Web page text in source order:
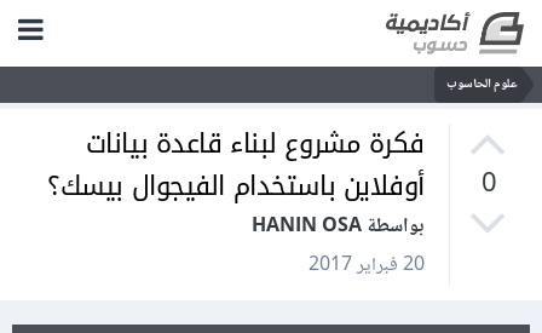
علوم الحاسوب
0
فكرة مشروع لبناء قاعدة بيانات
أوفلاين باستخدام الفيجوال بيسك؟
بواسطة HANIN OSA
20 فبراير 2017